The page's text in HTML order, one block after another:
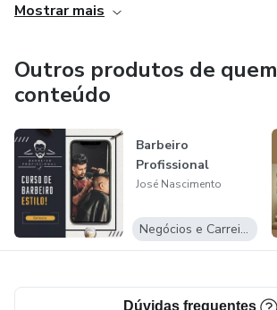
Mostrar mais
Outros produtos de
conteúdo
Barbeiro
Profissional
José Nascimento
Negócios e Carreira
Dúvidas frequentes